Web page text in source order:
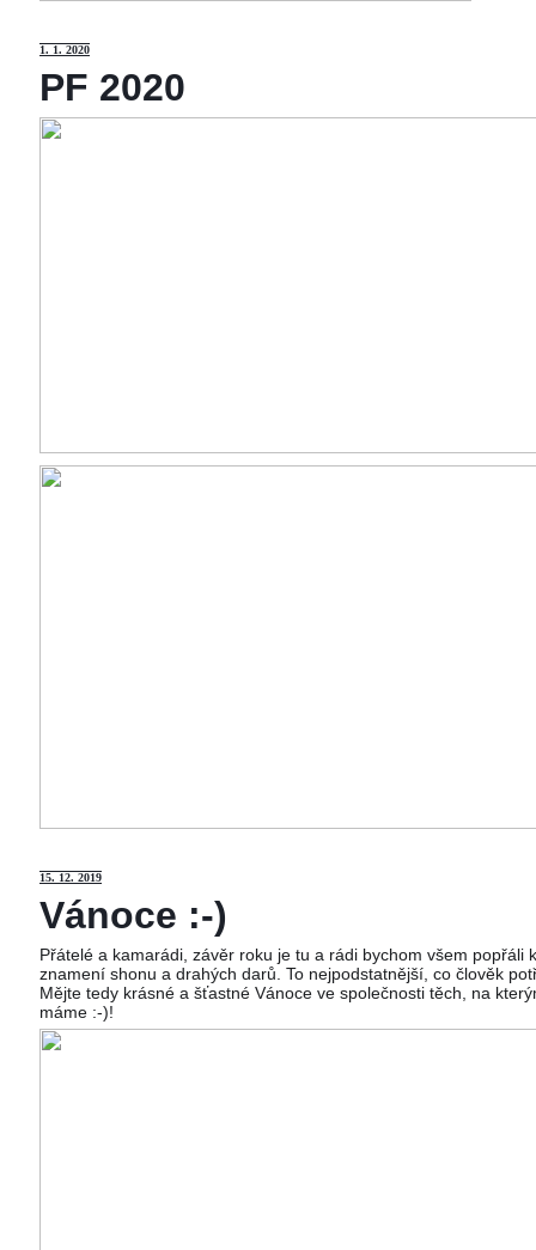
1. 1. 2020
PF 2020
15. 12. 2019
Vánoce :-)
Přátelé a kamarádi, závěr roku je tu a rádi bychom všem
znamení shonu a drahých darů. To nejpodstatnější, co člověk
Mějte tedy krásné a šťastné Vánoce ve společnosti těch, na
máme :-)!